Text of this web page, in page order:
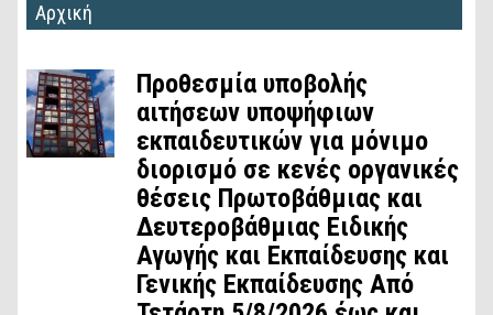
Αρχική
Προθεσμία υποβολής
αιτήσεων υποψήφιων
εκπαιδευτικών για μόνιμο
διορισμό σε κενές οργανικές
θέσεις Πρωτοβάθμιας και
Δευτεροβάθμιας Ειδικής
Αγωγής και Εκπαίδευσης και
Γενικής Εκπαίδευσης Από